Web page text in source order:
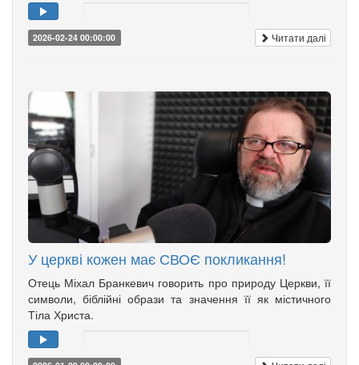
2026-02-24 00:00:00 Читати далі
У церкві кожен має СВОЄ покликання!
Отець Міхал Бранкевич говорить про природу Церкви, її
символи, біблійні образи та значення її як містичного
Тіла Христа.